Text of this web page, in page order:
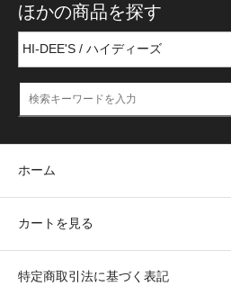
ほかの商品を探す
ホーム
カートを見る
特定商取引法に基づく表記